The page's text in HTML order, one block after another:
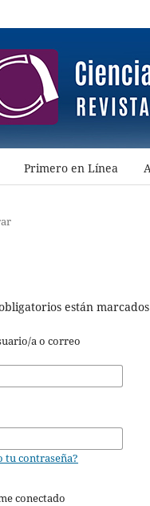
Primero en Línea
están
a o correo
tu contraseña?
conectado